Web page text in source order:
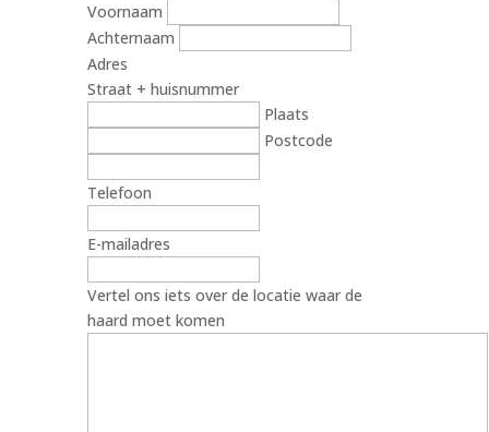
Voornaam
Achternaam
Adres
Straat + huisnummer
Plaats
Postcode
Telefoon
E-mailadres
Vertel ons iets over de locatie waar de
haard moet komen